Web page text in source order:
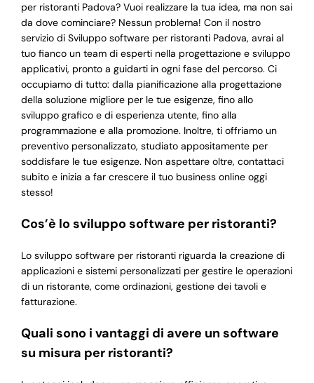
per ristoranti Padova? Vuoi realizzare la tua idea, ma non sai
da dove cominciare? Nessun problema! Con il nostro
servizio di Sviluppo software per ristoranti Padova, avrai al
tuo fianco un team di esperti nella progettazione e sviluppo
applicativi, pronto a guidarti in ogni fase del percorso. Ci
occupiamo di tutto: dalla pianificazione alla progettazione
della soluzione migliore per le tue esigenze, fino allo
sviluppo grafico e di esperienza utente, fino alla
programmazione e alla promozione. Inoltre, ti offriamo un
preventivo personalizzato, studiato appositamente per
soddisfare le tue esigenze. Non aspettare oltre, contattaci
subito e inizia a far crescere il tuo business online oggi
stesso!
Cos’è lo sviluppo software per ristoranti?
Lo sviluppo software per ristoranti riguarda la creazione di
applicazioni e sistemi personalizzati per gestire le operazioni
di un ristorante, come ordinazioni, gestione dei tavoli e
fatturazione.
Quali sono i vantaggi di avere un software
su misura per ristoranti?